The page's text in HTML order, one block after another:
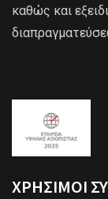
καθώς και
ΧΡΗΣΙΜΟΙ